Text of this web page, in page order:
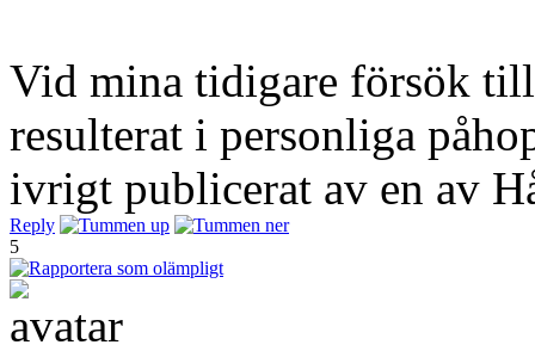
Vid mina tidigare försök till
resulterat i personliga
ivrigt publicerat av en av
Reply
5